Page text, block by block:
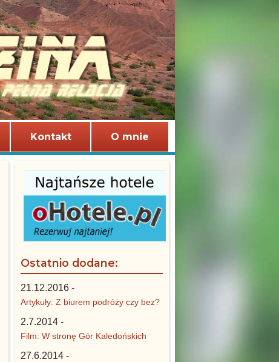
Kontakt O mnie
Ostatnio dodane:
21.12.2016 -
Artykuły: Z biurem podróży czy bez?
2.7.2014 -
Film: W stronę Gór Kaledońskich
27.6.2014 -